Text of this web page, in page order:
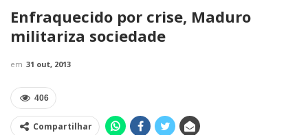
Enfraquecido por crise, Maduro
militariza sociedade
em 31 out, 2013
406
Compartilhar